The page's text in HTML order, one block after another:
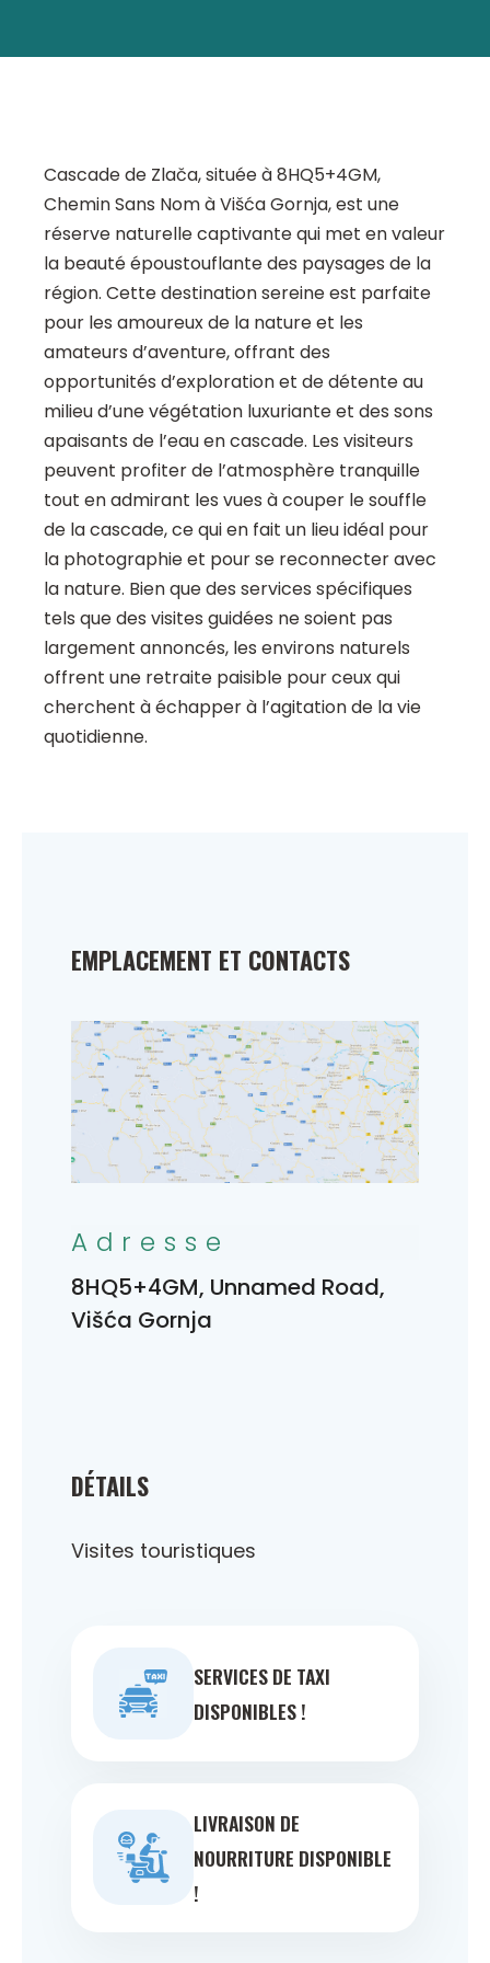
Cascade de Zlača, située à 8HQ5+4GM,
Chemin Sans Nom à Višća Gornja, est une
réserve naturelle captivante qui met en valeur
la beauté époustouflante des paysages de la
région. Cette destination sereine est parfaite
pour les amoureux de la nature et les
amateurs d’aventure, offrant des
opportunités d’exploration et de détente au
milieu d’une végétation luxuriante et des sons
apaisants de l’eau en cascade. Les visiteurs
peuvent profiter de l’atmosphère tranquille
tout en admirant les vues à couper le souffle
de la cascade, ce qui en fait un lieu idéal pour
la photographie et pour se reconnecter avec
la nature. Bien que des services spécifiques
tels que des visites guidées ne soient pas
largement annoncés, les environs naturels
offrent une retraite paisible pour ceux qui
cherchent à échapper à l’agitation de la vie
quotidienne.
DÉTAILS
Visites touristiques
SERVICES DE TAXI
DISPONIBLES !
LIVRAISON DE
NOURRITURE DISPONIBLE
!
EMPLACEMENT ET CONTACTS
Adresse
8HQ5+4GM, Unnamed Road,
Višća Gornja